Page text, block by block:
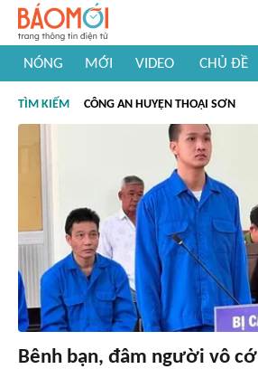
NÓNG MỚI VIDEO CHỦ ĐỀ
#Khám phá thế giới
TÌM KIẾM CÔNG AN HUYỆN THOẠI SƠN
Bênh bạn, đâm người vô cớ